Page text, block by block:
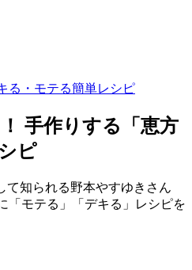
る・モテる簡単レシピ
手作りする「恵方
ピ
て知られる野本やすゆきさん
「モテる」「デキる」レシピを